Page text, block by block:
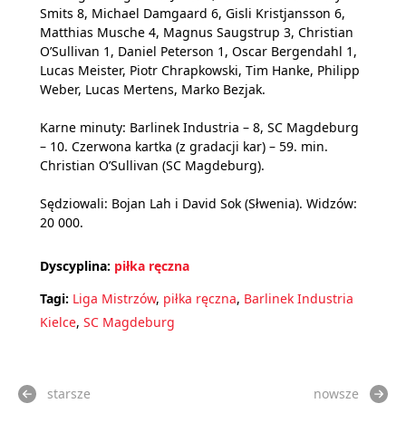
Smits 8, Michael Damgaard 6, Gisli Kristjansson 6,
Matthias Musche 4, Magnus Saugstrup 3, Christian
O’Sullivan 1, Daniel Peterson 1, Oscar Bergendahl 1,
Lucas Meister, Piotr Chrapkowski, Tim Hanke, Philipp
Weber, Lucas Mertens, Marko Bezjak.
Karne minuty: Barlinek Industria – 8, SC Magdeburg
– 10. Czerwona kartka (z gradacji kar) – 59. min.
Christian O’Sullivan (SC Magdeburg).
Sędziowali: Bojan Lah i David Sok (Słwenia). Widzów:
20 000.
Dyscyplina: piłka ręczna
Tagi: Liga Mistrzów, piłka ręczna, Barlinek Industria
Kielce, SC Magdeburg
starsze nowsze